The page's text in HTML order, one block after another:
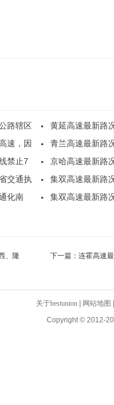
路辖区
黄延高速最新路
坊、..
速，因
青兰高速最新路
各..
禁止7
京哈高速最新路
散，..
交通执
集双高速最新路
站，..
化南
集双高速最新路
、隆
下一篇： 连霍高速
关于bestunion 网站地图
Copyright © 2012-